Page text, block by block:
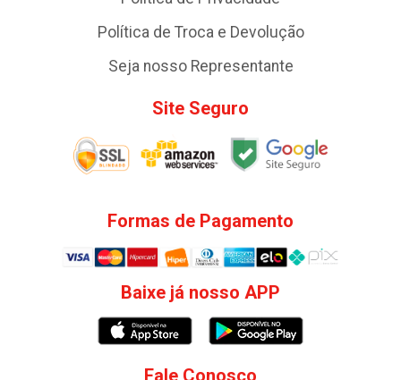
Política de Troca e Devolução
Seja nosso Representante
Site Seguro
Formas de Pagamento
Baixe já nosso APP